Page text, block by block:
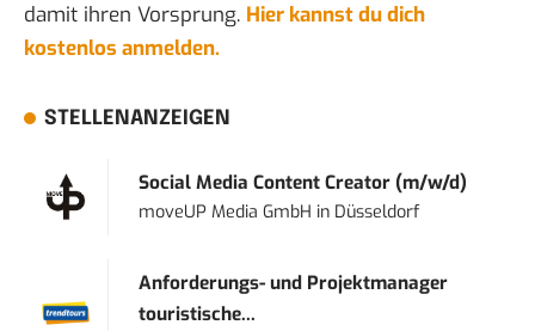
damit ihren Vorsprung. Hier kannst du dich
kostenlos anmelden.
STELLENANZEIGEN
Social Media Content Creator (m/w/d)
moveUP Media GmbH in Düsseldorf
Anforderungs- und Projektmanager
touristische...